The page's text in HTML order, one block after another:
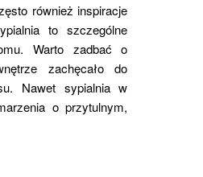
również inspiracje
to szczególne
Warto zadbać o
zachęcało do
Nawet sypialnia w
o przytulnym,